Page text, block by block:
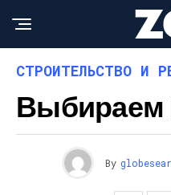
СТРОИТЕЛЬСТВО И
Выбираем
By